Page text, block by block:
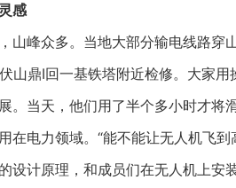
感
峰众多。当地大部分输电线路穿
山鼎Ⅰ回一基铁塔附近检修。大家
。当天，他们用了半个多小时才将
电力领域。“能不能让无人机飞到
设计原理，和成员们在无人机上安